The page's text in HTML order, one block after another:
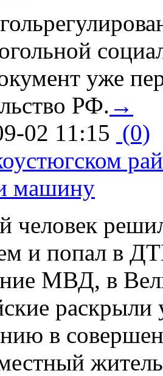
уже
РФ. →
02 11:15 (0)
машину
человек
и попал в
МВД, в
в